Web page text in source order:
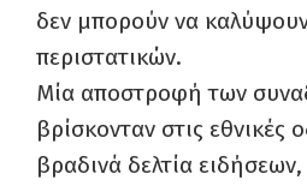
δεν μπορούν να
περιστατικών.
Μία αποστροφή των
βρίσκονταν στις εθνικές
βραδινά δελτία